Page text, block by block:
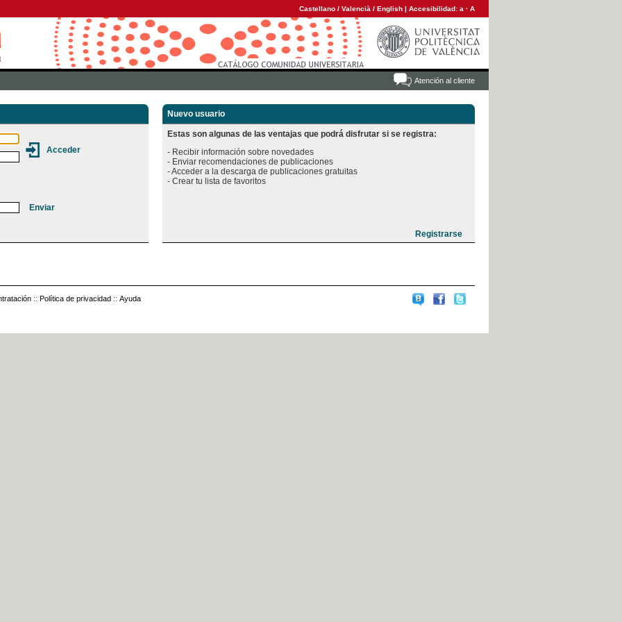
Castellano / Valencià / English | Accesibilidad: a · A
Atención al cliente
Nuevo usuario
Estas son algunas de las ventajas que podrá disfrutar si se registra:
- Recibir información sobre novedades
- Enviar recomendaciones de publicaciones
- Acceder a la descarga de publicaciones gratuitas
:: Política de privacidad :: Ayuda